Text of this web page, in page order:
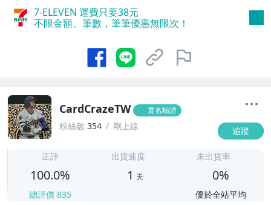
7-ELEVEN 運費只要38元
不限金額、筆數，筆筆優惠無限次！
CardCrazeTW 實名驗證
粉絲數 354 剛上線 追蹤
正評
100.0%
總評價 835
出貨速度
1 天
未出貨率
0%
優於全站平均